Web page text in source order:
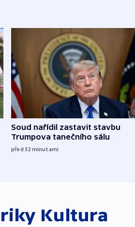
Soud nařídil zastavit stavbu
Trumpova tanečního sálu
před 32 minutami
Kultura